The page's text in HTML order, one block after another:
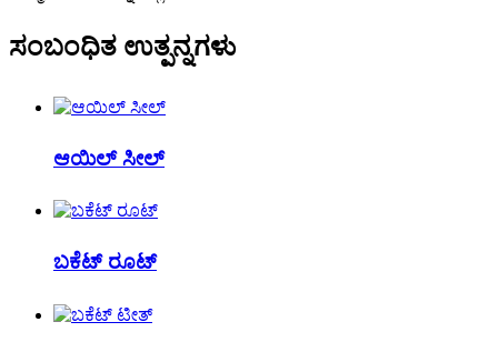
ಸಂಬಂಧಿತ ಉತ್ಪನ್ನಗಳು
ಆಯಿಲ್ ಸೀಲ್
ಬಕೆಟ್ ರೂಟ್